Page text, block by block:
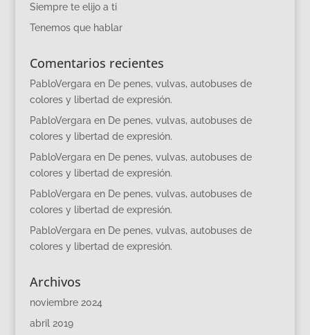
Siempre te elijo a ti
Tenemos que hablar
Comentarios recientes
PabloVergara en De penes, vulvas, autobuses de
colores y libertad de expresión.
PabloVergara en De penes, vulvas, autobuses de
colores y libertad de expresión.
PabloVergara en De penes, vulvas, autobuses de
colores y libertad de expresión.
PabloVergara en De penes, vulvas, autobuses de
colores y libertad de expresión.
PabloVergara en De penes, vulvas, autobuses de
colores y libertad de expresión.
Archivos
noviembre 2024
abril 2019